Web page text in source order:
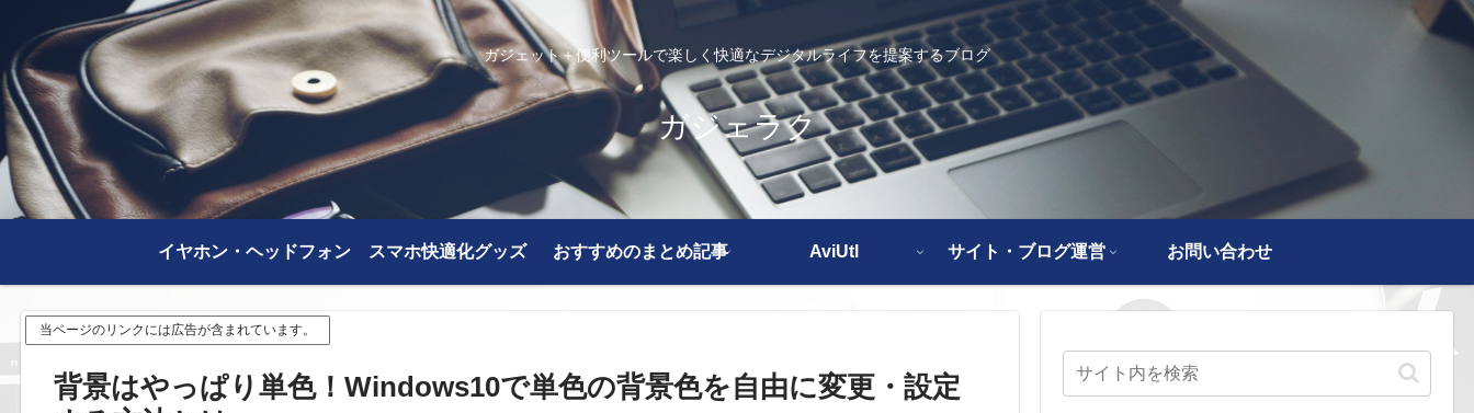
ガジェット＋便利ツールで楽しく快適なデジタルライフを提案するブログ
ガジェラク
イヤホン・ヘッドフォン スマホ快適化グッズ おすすめのまとめ記事 AviUtl サイト・ブログ運営 お問い合わせ
当ページのリンクには広告が含まれています。
背景はやっぱり単色！Windows10で単色の背景色を自由に変更・設定